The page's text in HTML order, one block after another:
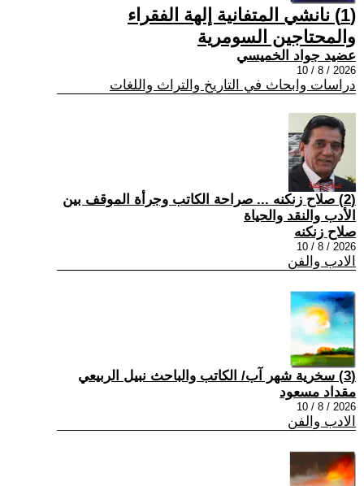
(1) نانشي المتفانية إلهة الفقراء
والمحتاجين السومرية
عضيد جواد الخميسي
2026 / 8 / 10
دراسات وابحاث في التاريخ والتراث واللغات
(2) صلاح زنكنه ... صراحة الكاتب وجرأة الموقف بين
الأدب والنقد والحياة
صلاح زنكنه
2026 / 8 / 10
الادب والفن
(3) سخرية شهر آب/ الكاتب والباحث نبيل الربيعي
مقداد مسعود
2026 / 8 / 10
الادب والفن